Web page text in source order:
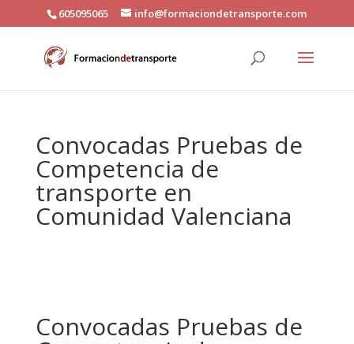
605095065 info@formaciondetransporte.com
Convocadas Pruebas de
Competencia de
transporte en
Comunidad Valenciana
Convocadas Pruebas de